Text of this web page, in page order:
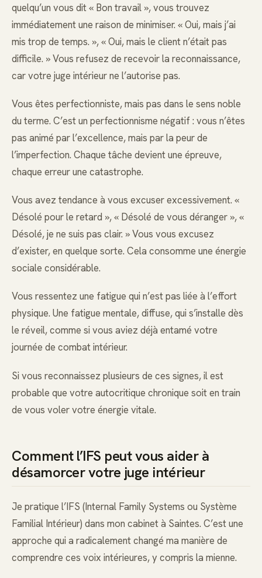
quelqu’un vous dit « Bon travail », vous trouvez
immédiatement une raison de minimiser. « Oui, mais j’ai
mis trop de temps. », « Oui, mais le client n’était pas
difficile. » Vous refusez de recevoir la reconnaissance,
car votre juge intérieur ne l’autorise pas.
Vous êtes perfectionniste, mais pas dans le sens noble
du terme. C’est un perfectionnisme négatif : vous n’êtes
pas animé par l’excellence, mais par la peur de
l’imperfection. Chaque tâche devient une épreuve,
chaque erreur une catastrophe.
Vous avez tendance à vous excuser excessivement. «
Désolé pour le retard », « Désolé de vous déranger », «
Désolé, je ne suis pas clair. » Vous vous excusez
d’exister, en quelque sorte. Cela consomme une énergie
sociale considérable.
Vous ressentez une fatigue qui n’est pas liée à l’effort
physique. Une fatigue mentale, diffuse, qui s’installe dès
le réveil, comme si vous aviez déjà entamé votre
journée de combat intérieur.
Si vous reconnaissez plusieurs de ces signes, il est
probable que votre autocritique chronique soit en train
de vous voler votre énergie vitale.
Comment l’IFS peut vous aider à
désamorcer votre juge intérieur
Je pratique l’IFS (Internal Family Systems ou Système
Familial Intérieur) dans mon cabinet à Saintes. C’est une
approche qui a radicalement changé ma manière de
comprendre ces voix intérieures, y compris la mienne.